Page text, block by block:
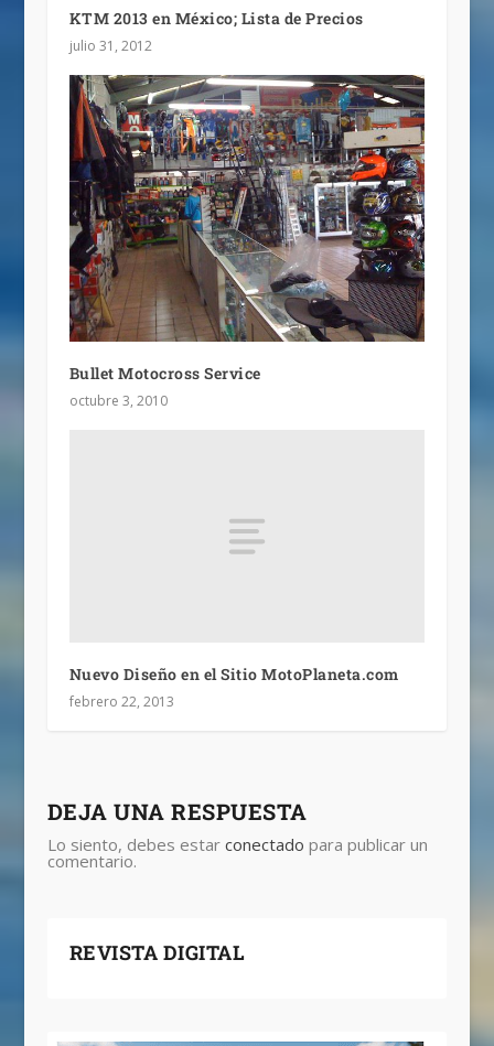
KTM 2013 en México; Lista de Precios
julio 31, 2012
Bullet Motocross Service
octubre 3, 2010
Nuevo Diseño en el Sitio MotoPlaneta.com
febrero 22, 2013
DEJA UNA RESPUESTA
Lo siento, debes estar conectado para publicar un
comentario.
REVISTA DIGITAL